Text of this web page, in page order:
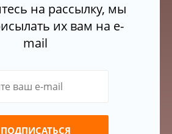
на рассылку, мы
их вам на e-
mail
ПОДПИСАТЬСЯ